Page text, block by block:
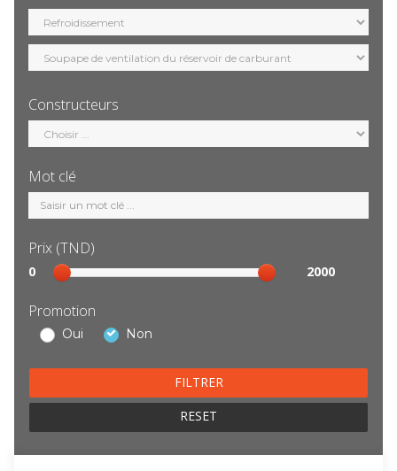
Constructeurs
Sélection
constructeur
Mot clé
Mot
clé
Prix (TND)
Sélection
prix
0 2000
Promotion
Oui Non
RESET